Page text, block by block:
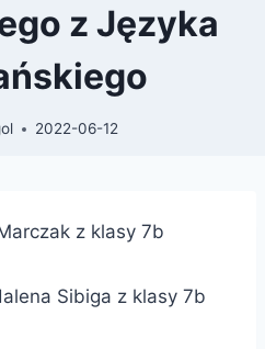
z Języka
2022-06-12
z klasy 7b
Sibiga z klasy 7b